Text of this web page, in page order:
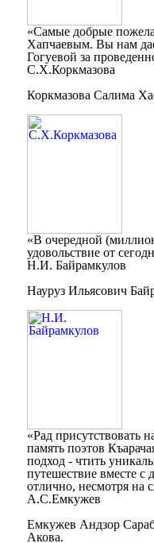
«Самые добрые
Хапчаевым. Вы нам
Гогуевой за
С.Х.Коркмазова
Коркмазова Салима
«В очередной
удовольствие от
Н.И. Байрамкулов
Науруз Ильясович
«Рад присутствовать
память поэтов
подход - чтить
путешествие вместе с
отлично, несмотря на
А.С.Емкужев
Емкужев Андзор
Акова.